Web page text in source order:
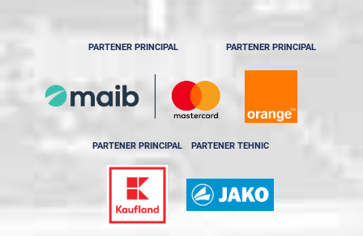
PARTENER PRINCIPAL PARTENER PRINCIPAL
PARTENER PRINCIPAL PARTENER TEHNIC